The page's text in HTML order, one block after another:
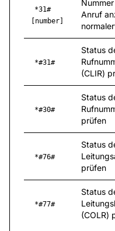
*31#
[number]
Anruf
*#31#
Status
(CLIR)
*#30#
Status
prüfen
*#76#
Status
prüfen
*#77#
Status
(COLR)